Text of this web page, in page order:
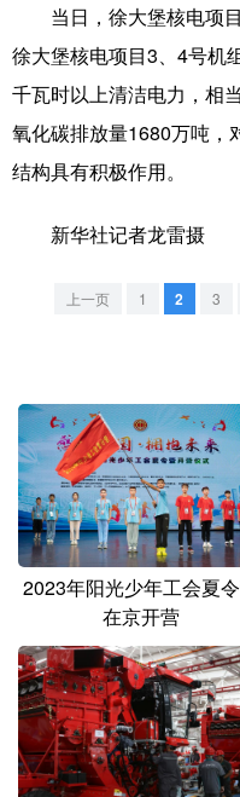
彩票 娱乐
公益 一带一路
文化产业
地方频道
天津
山东 河南
广东 广西
四川 贵州
陕西 甘肃
多语种频道
English Español
当日，徐大堡核电项目
徐大堡核电项目3、4号机
千瓦时以上清洁电力，相
氧化碳排放量1680万吨，
结构具有积极作用。
新华社记者龙雷摄
上一页 1 2 3
2023年阳光少年工会夏
在京开营